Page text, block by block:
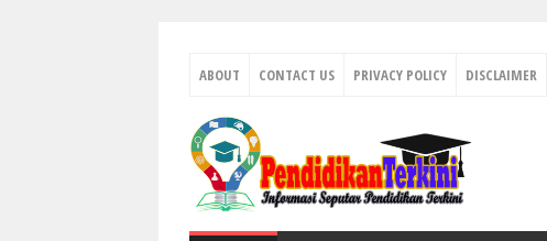
ABOUT CONTACT US PRIVACY POLICY DISCLAIMER